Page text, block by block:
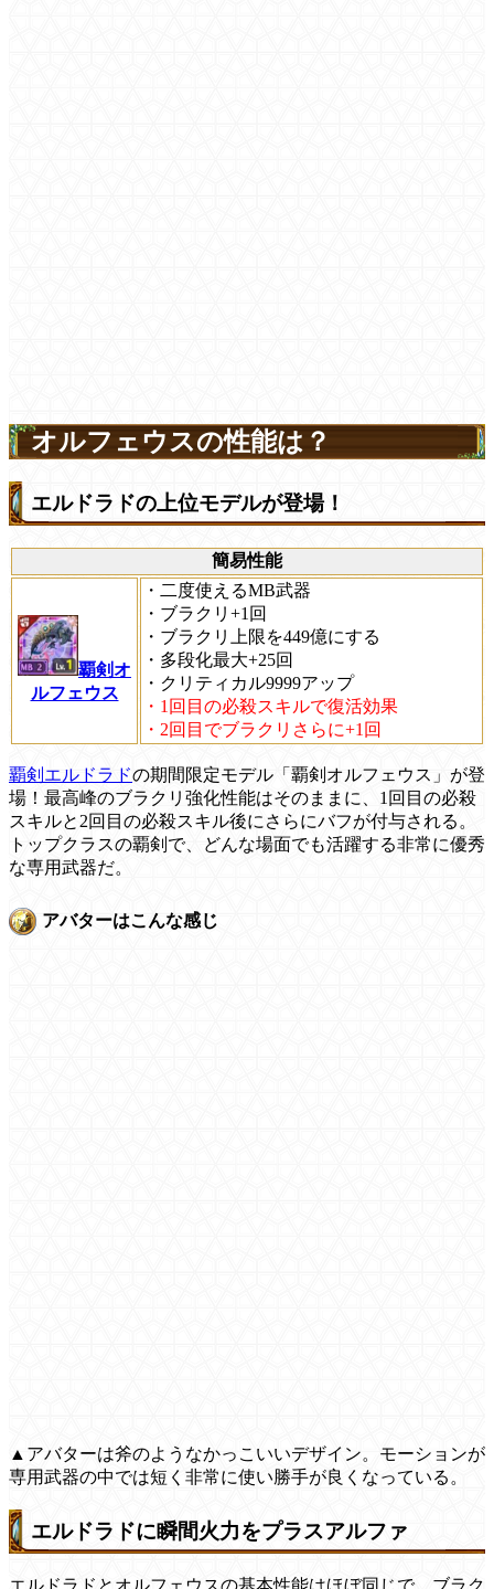
オルフェウスの性能は？
エルドラドの上位モデルが登場！
簡易性能
覇剣オ
ルフェウス
・二度使えるMB武器
・ブラクリ+1回
・ブラクリ上限を449億にする
・多段化最大+25回
・クリティカル9999アップ
・1回目の必殺スキルで復活効果
・2回目でブラクリさらに+1回
覇剣エルドラドの期間限定モデル「覇剣オルフェウス」が登
場！最高峰のブラクリ強化性能はそのままに、1回目の必殺
スキルと2回目の必殺スキル後にさらにバフが付与される。
トップクラスの覇剣で、どんな場面でも活躍する非常に優秀
な専用武器だ。
アバターはこんな感じ
▲アバターは斧のようなかっこいいデザイン。モーションが
専用武器の中では短く非常に使い勝手が良くなっている。
エルドラドに瞬間火力をプラスアルファ